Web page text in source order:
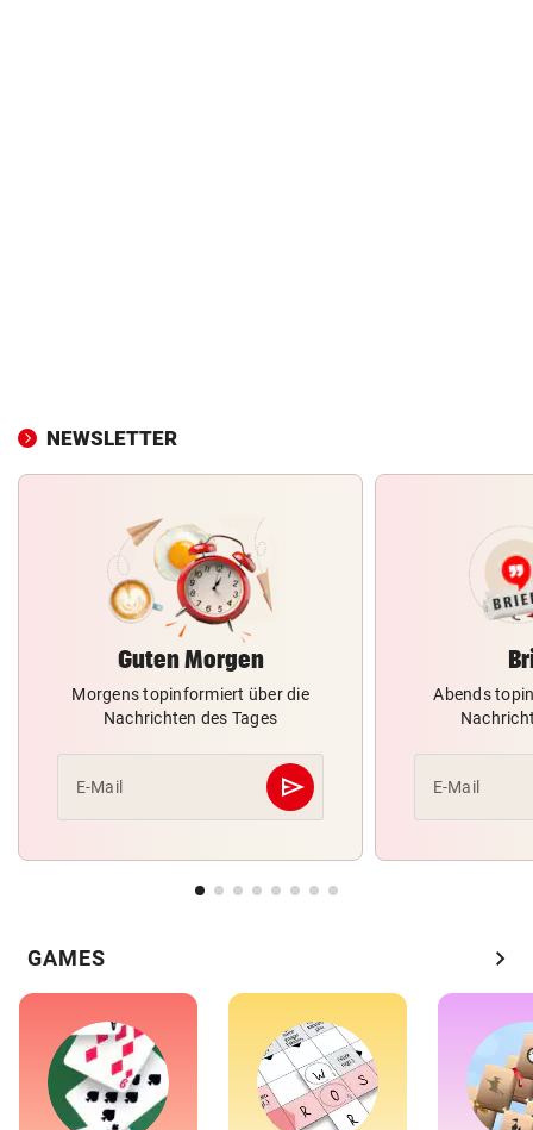
NEWSLETTER
Guten Morgen
Morgens topinformiert über die
Nachrichten des Tages
E-Mail send
Abschicken
Abends
E-Mail
GAMES chevron_right